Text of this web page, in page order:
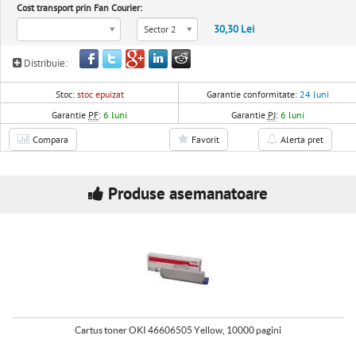
Cost transport prin Fan Courier:
Sector 2
30,30 Lei
Distribuie:
Stoc: stoc epuizat Garantie conformitate: 24 luni
Garantie PF:6 luni Garantie PJ: 6 luni
Compara Favorit Alerta pret
Produse asemanatoare
Cartus toner OKI 46606505 Yellow, 10000 pagini